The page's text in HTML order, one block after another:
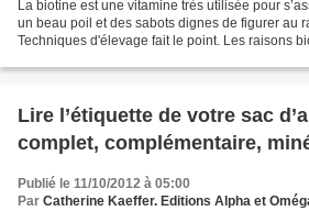
La biotine est une vitamine très utilisée pour
un beau poil et des sabots dignes de figurer au
Techniques d'élevage fait le point. Les raisons
Lire l’étiquette de votre sac
complet, complémentaire,
Publié le 11/10/2012 à 05:00
Par Catherine Kaeffer. Editions Alpha et